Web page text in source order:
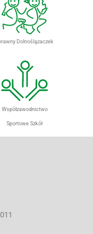
Dolnoślązaczek
Współzawodnictwo
Sportowe Szkół